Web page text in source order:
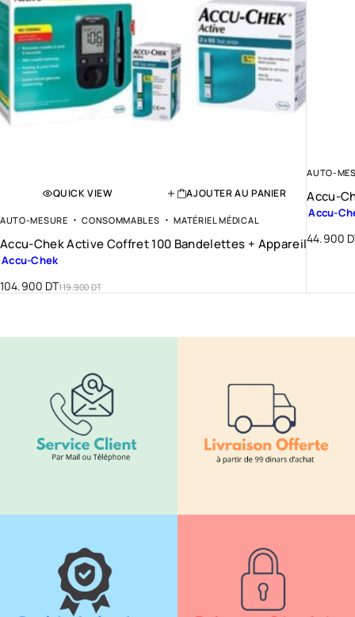
QUICK VIEW AJOUTER AU PANIER
AUTO-MESURE CONSOMMABLES MATÉRIEL MÉDICAL
Accu-Chek Active Coffret 100 Bandelettes + Appareil
Accu-Chek
119.900DT
104.900 DT
AUTO-
Accu-
Accu-
44.900